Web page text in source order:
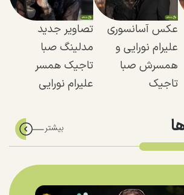
عکس آسانسوری
علیرام نورایی و
همسرش صبا
تاجیک
تصاویر جدید
مدلینگ صبا
تاجیک همسر
علیرام نورایی